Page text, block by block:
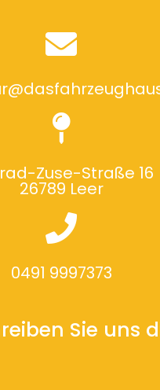
Zuse-Straße 16
26789 Leer
0491 9997373
Sie uns